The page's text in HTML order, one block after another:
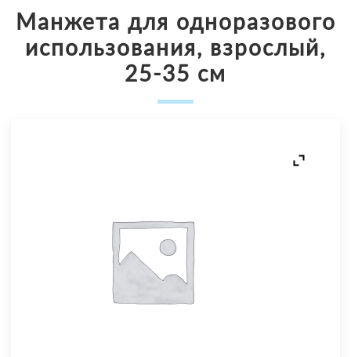
Манжета для одноразового
использования, взрослый,
25-35 см